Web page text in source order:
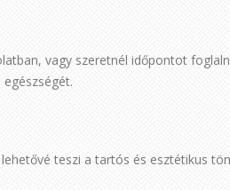
vagy szeretnél időpontot
teszi a tartós és esztétikus